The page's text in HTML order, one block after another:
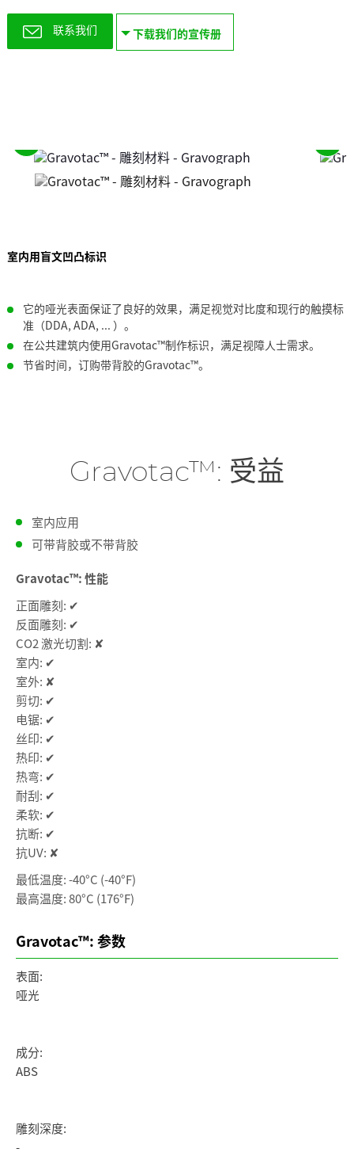
联系我们 下载我们的宣传册
请
阅
元
请
室内用盲文凹凸标识
它的哑光表面保证了良好的效果，满足视觉对比度和现行的触摸标
准（DDA, ADA, ... ）。
在公共建筑内使用Gravotac™制作标识，满足视障人士需求。
节省时间，订购带背胶的Gravotac™。
Gravotac™: 受益
室内应用
可带背胶或不带背胶
Gravotac™: 性能
正面雕刻: ✔
反面雕刻: ✔
CO2 激光切割: ✘
室内: ✔
室外: ✘
剪切: ✔
电锯: ✔
丝印: ✔
热印: ✔
热弯: ✔
耐刮: ✔
柔软: ✔
抗断: ✔
抗UV: ✘
最低温度: -40°C (-40°F)
最高温度: 80°C (176°F)
Gravotac™: 参数
表面:
哑光
成分:
ABS
雕刻深度:
-